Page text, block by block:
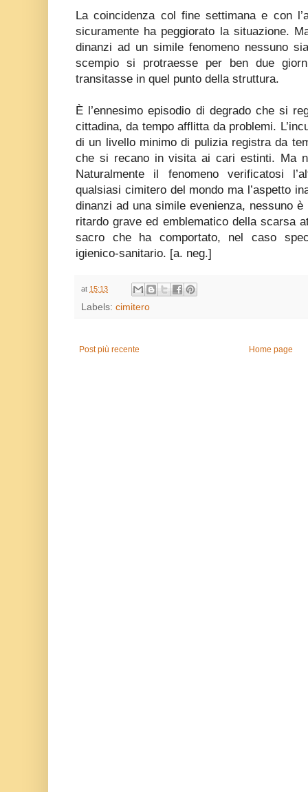
La coincidenza col fine settimana e con
sicuramente ha peggiorato la situazione.
dinanzi ad un simile fenomeno nessuno
scempio si protraesse per ben due
transitasse in quel punto della struttura.
È l’ennesimo episodio di degrado che si
cittadina, da tempo afflitta da problemi.
di un livello minimo di pulizia registra da
che si recano in visita ai cari estinti. Ma
Naturalmente il fenomeno verificatosi
qualsiasi cimitero del mondo ma l’aspetto
dinanzi ad una simile evenienza, nessuno
ritardo grave ed emblematico della scarsa
sacro che ha comportato, nel caso
igienico-sanitario. [a. neg.]
at 15:13
Labels: cimitero
Post più recente Home page